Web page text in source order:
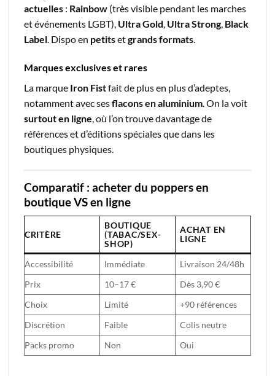
actuelles : Rainbow (très visible pendant les marches
et événements LGBT), Ultra Gold, Ultra Strong, Black
Label. Dispo en petitsetgrands formats.
Marques exclusives et rares
La marque Iron Fistfait de plus en plus d’adeptes,
notamment avec sesflacons en aluminium. On la voit
surtout en ligne, où l’on trouve davantage de
références et d’éditions spéciales que dans les
boutiques physiques.
Comparatif : acheter du poppers en
boutique VS en ligne
CRITÈRE
BOUTIQUE
(TABAC/SEX-
SHOP)
ACHAT EN
LIGNE
Accessibilité Immédiate
Livraison 24/48h
Prix
10–17 €
Dès 3,90 €
Choix
Limité
+90 références
Discrétion
Faible
Colis neutre
Packs promo
Non Oui